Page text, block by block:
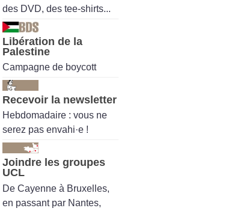
des DVD, des tee-shirts...
Libération de la
Palestine
Campagne de boycott
Recevoir la newsletter
Hebdomadaire : vous ne
serez pas envahi·e !
Joindre les groupes
UCL
De Cayenne à Bruxelles,
en passant par Nantes,